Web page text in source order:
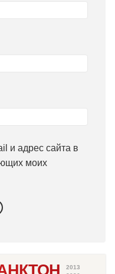
и адрес сайта в
моих
2013